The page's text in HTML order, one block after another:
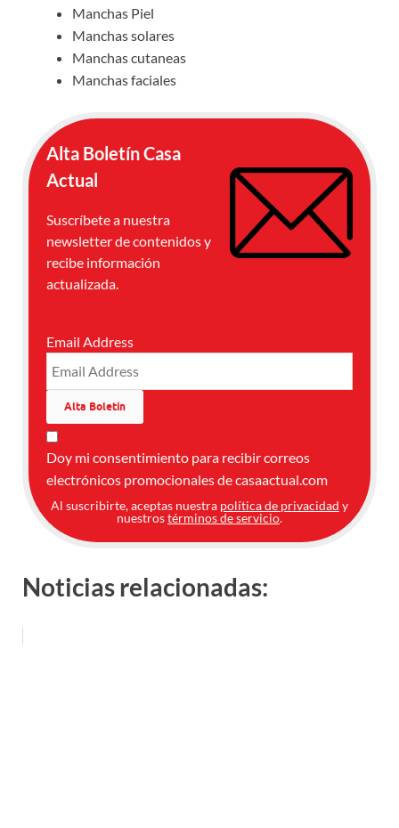
Manchas Piel
Manchas solares
Manchas cutaneas
Manchas faciales
Alta Boletín Casa
Actual
Suscríbete a nuestra
newsletter de contenidos y
recibe información
actualizada.
Email Address
Doy mi consentimiento para recibir correos
electrónicos promocionales de casaactual.com
Al suscribirte, aceptas nuestra política de privacidad y
nuestrostérminos de servicio.
Noticias relacionadas: